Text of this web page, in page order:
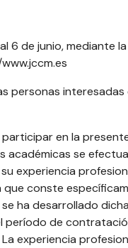
6 de junio, mediante
personas
en la
académicas se
experiencia
que conste
ha desarrollado
período de
experiencia